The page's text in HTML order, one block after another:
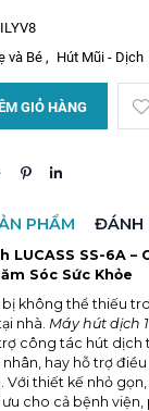
và Bé, Hút Mũi - Dịch
GIỎ HÀNG
PHẨM ĐÁNH
LUCASS SS-6A –
Sóc Sức Khỏe
không thể thiếu
nhà. Máy hút dịch
công tác hút dịch
hay hỗ trợ
Với thiết kế nhỏ
cho cả bệnh